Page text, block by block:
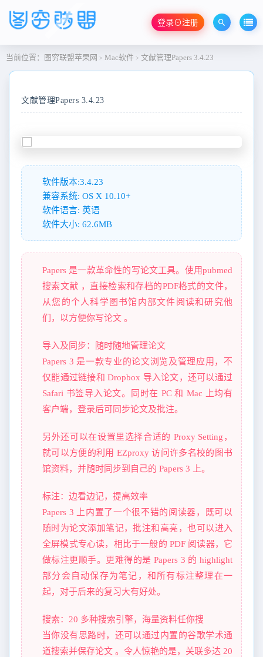
登录⊙注册
当前位置： 图穷联盟苹果网 > Mac软件 > 文献管理Papers 3.4.23
文献管理Papers 3.4.23
软件版本:3.4.23
兼容系统: OS X 10.10+
软件语言: 英语
软件大小: 62.6MB
Papers 是一款革命性的写论文工具。使用pubmed
搜索文献 ，直接检索和存档的PDF格式的文件，
从您的个人科学图书馆内部文件阅读和研究他
们，以方便你写论文 。
导入及同步：随时随地管理论文
Papers 3 是一款专业的论文浏览及管理应用，不
仅能通过链接和 Dropbox 导入论文，还可以通过
Safari 书签导入论文。同时在 PC 和 Mac 上均有
客户端，登录后可同步论文及批注。
另外还可以在设置里选择合适的 Proxy Setting，
就可以方便的利用 EZproxy 访问许多名校的图书
馆资料，并随时同步到自己的 Papers 3 上。
标注：边看边记，提高效率
Papers 3 上内置了一个很不错的阅读器，既可以
随时为论文添加笔记，批注和高亮，也可以进入
全屏模式专心读，相比于一般的 PDF 阅读器，它
做标注更顺手。更难得的是 Papers 3 的 highlight
部分会自动保存为笔记，和所有标注整理在一
起，对于后来的复习大有好处。
搜索：20 多种搜索引擎，海量资料任你搜
当你没有思路时，还可以通过内置的谷歌学术通
道搜索并保存论文 。令人惊艳的是，关联多达 20